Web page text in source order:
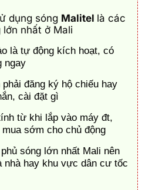
dụng sóng Malitel là các
lớn nhất ở Mali
là tự động kích hoạt, có
ngay
phải đăng ký hộ chiếu hay
cài đặt gì
từ khi lắp vào máy đt,
mua sớm cho chủ động
sóng lớn nhất Mali nên
nhà hay khu vực dân cư tốc